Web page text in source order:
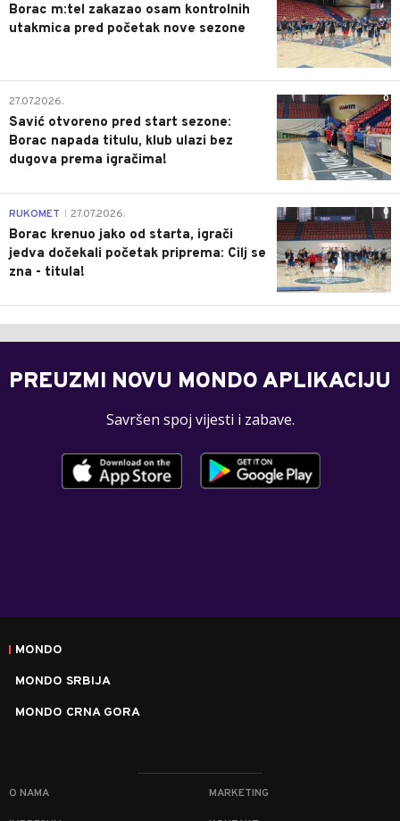
Borac m:tel zakazao osam kontrolnih
utakmica pred početak nove sezone
0
27.07.2026.
Savić otvoreno pred start sezone:
Borac napada titulu, klub ulazi bez
dugova prema igračima!
0
RUKOMET 27.07.2026.
Borac krenuo jako od starta, igrači
jedva dočekali početak priprema: Cilj se
zna - titula!
PREUZMI NOVU MONDO APLIKACIJU
Savršen spoj vijesti i zabave.
MONDO
MONDO SRBIJA
MONDO CRNA GORA
O NAMA MARKETING